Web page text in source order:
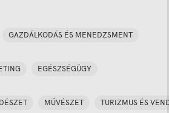
GAZDÁLKODÁS ÉS MENEDZSMENT
EGÉSZSÉGÜGY
MŰVÉSZET TURIZMUS ÉS